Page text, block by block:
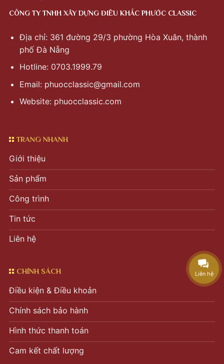
CÔNG TY TNHH XÂY DỰNG ĐIÊU KHẮC PHƯỚC CLASSIC
Địa chỉ: 361 đường 29/3 phường Hòa Xuân, thành
phố Đà Nẵng
Hotline: 0703.1999.79
Email: phuocclassic@gmail.com
Website: phuocclassic.com
TRANG NHANH
Giới thiệu
Sản phẩm
Công trình
Tin tức
Liên hệ
CHÍNH SÁCH
Điều kiện & Điều khoản
Chính sách bảo hành
Hình thức thanh toán
Cam kết chất lượng
Liên hệ